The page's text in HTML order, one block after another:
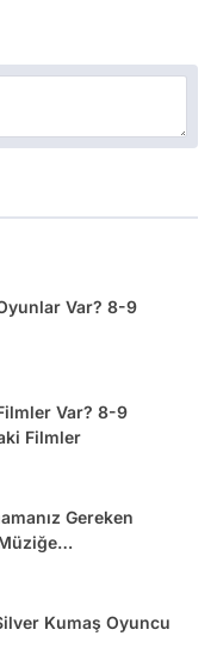
Var? 8-9
Var? 8-9
Filmler
Gereken
Kumaş Oyuncu